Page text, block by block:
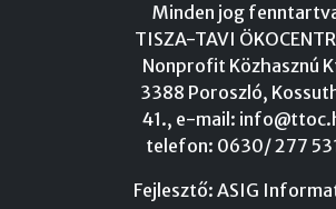
Minden jog
TISZA-TAVI
Nonprofit Közhasznú
3388 Poroszló,
41., e-mail:
telefon: 0630/ 277
Fejlesztő: ASIG